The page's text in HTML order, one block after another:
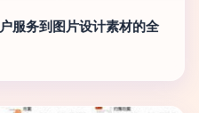
服务到图片设计素材的全